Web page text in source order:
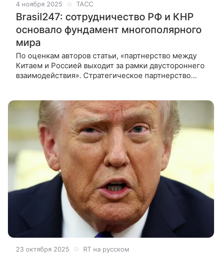
4 ноября 2025 ТАСС
Brasil247: сотрудничество РФ и КНР
основало фундамент многополярного
мира
По оценкам авторов статьи, «партнерство между
Китаем и Россией выходит за рамки двустороннего
взаимодействия». Стратегическое партнерство
отношениях, сменившей одноп
23 октября 2025 RT на русском